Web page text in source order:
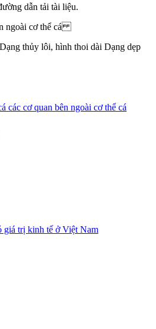
dẫn tải tài liệu.
ngoài cơ thể cá
thủy lôi, hình thoi dài Dạng dẹp
các cơ quan bên ngoài cơ thể cá
giá trị kinh tế ở Việt Nam